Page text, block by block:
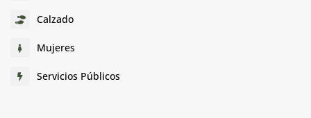
Calzado
Mujeres
Servicios Públicos